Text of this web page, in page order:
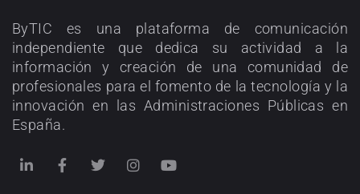
ByTIC es una plataforma de comunicación
independiente que dedica su actividad a la
información y creación de una comunidad de
profesionales para el fomento de la tecnología y la
innovación en las Administraciones Públicas en
España.